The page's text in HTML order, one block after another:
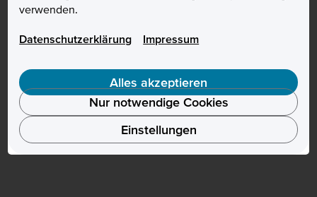
verwenden.
Datenschutzerklärung Impressum
Alles akzeptieren
Nur notwendige Cookies
Einstellungen
Vertrag widerrufen